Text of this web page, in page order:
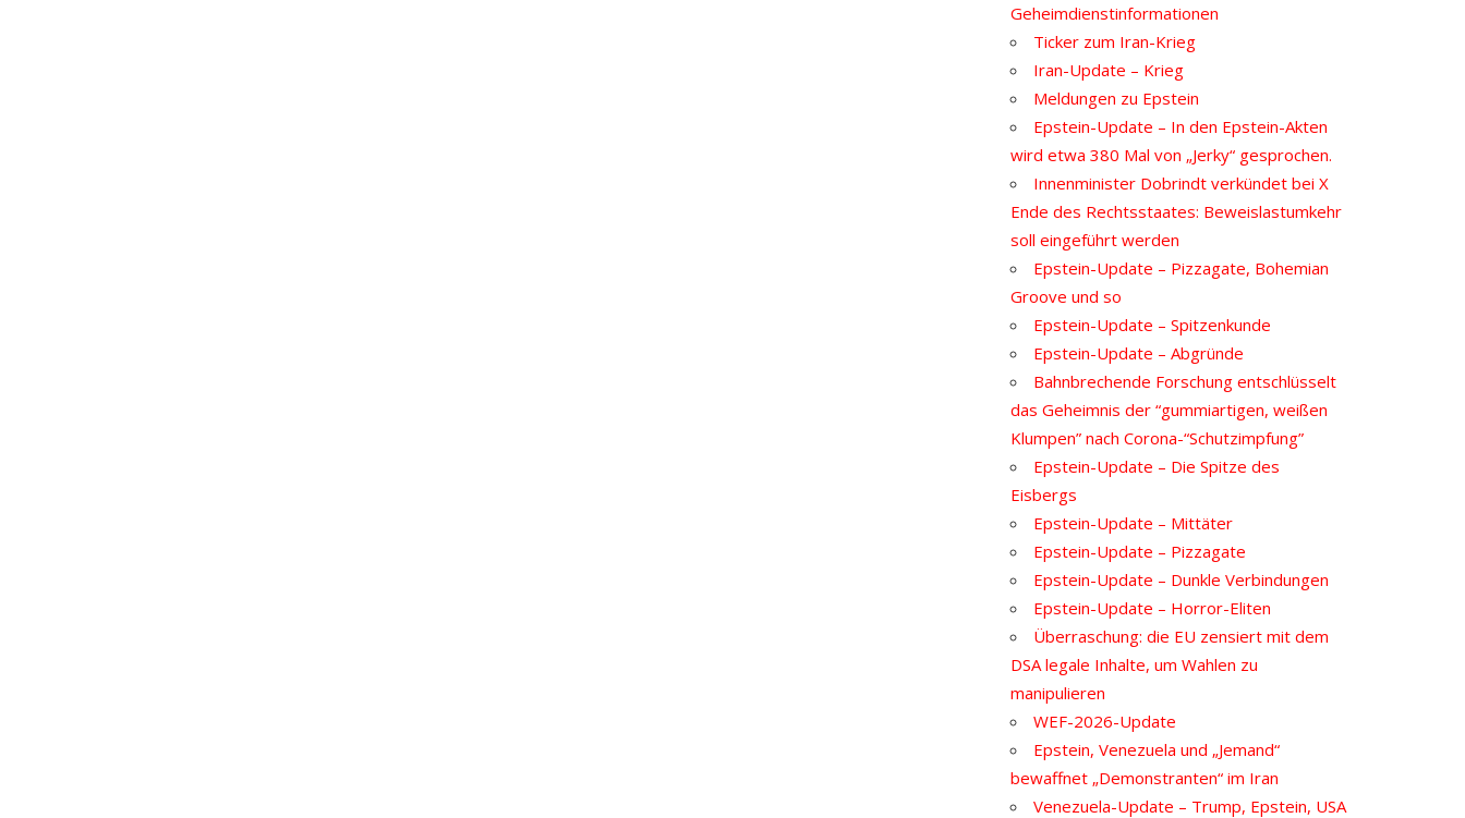
Geheimdienstinformationen
Ticker zum Iran-Krieg
Iran-Update – Krieg
Meldungen zu Epstein
Epstein-Update – In den Epstein-Akten
wird etwa 380 Mal von „Jerky“ gesprochen.
Innenminister Dobrindt verkündet bei X
Ende des Rechtsstaates: Beweislastumkehr
soll eingeführt werden
Epstein-Update – Pizzagate, Bohemian
Groove und so
Epstein-Update – Spitzenkunde
Epstein-Update – Abgründe
Bahnbrechende Forschung entschlüsselt
das Geheimnis der “gummiartigen, weißen
Klumpen” nach Corona-“Schutzimpfung”
Epstein-Update – Die Spitze des
Eisbergs
Epstein-Update – Mittäter
Epstein-Update – Pizzagate
Epstein-Update – Dunkle Verbindungen
Epstein-Update – Horror-Eliten
Überraschung: die EU zensiert mit dem
DSA legale Inhalte, um Wahlen zu
manipulieren
WEF-2026-Update
Epstein, Venezuela und „Jemand“
bewaffnet „Demonstranten“ im Iran
Venezuela-Update – Trump, Epstein, USA